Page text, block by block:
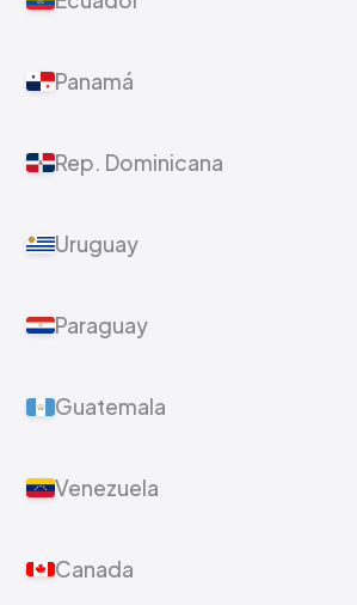
Panamá
Rep. Dominicana
Uruguay
Paraguay
Guatemala
Venezuela
Canada